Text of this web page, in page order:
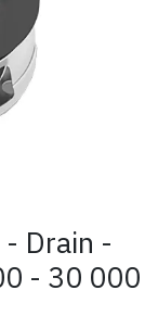
Drain -
- 30 000